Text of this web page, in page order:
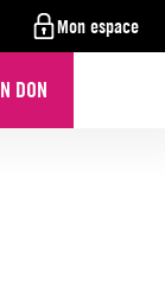
Mon espace
DON